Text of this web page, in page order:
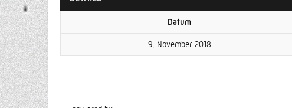
Datum
9. November 2018